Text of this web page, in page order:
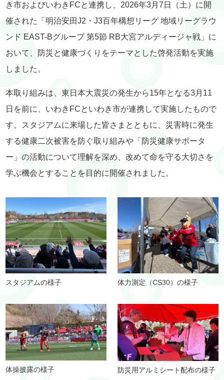
き市およびいわきFCと連携し、2026年3月7日（土）に開
催された「明治安田J2・J3百年構想リーグ 地域リーグラウ
ンド EAST-Bグループ 第5節 RB大宮アルディージャ戦」に
おいて、防災と健康づくりをテーマとした啓発活動を実施
しました。
本取り組みは、東日本大震災の発生から15年となる3月11
日を前に、いわきFCといわき市が連携して実施したもので
す。スタジアムに来場した皆さまとともに、災害時に発生
する健康二次被害を防ぐ取り組みや「防災健康サポータ
ー」の活動について理解を深め、改めて命を守る大切さを
学ぶ機会とすることを目的に開催されました。
スタジアムの様子 体力測定（CS30）の様子
体操披露の様子 防災用アルミシート配布の様子